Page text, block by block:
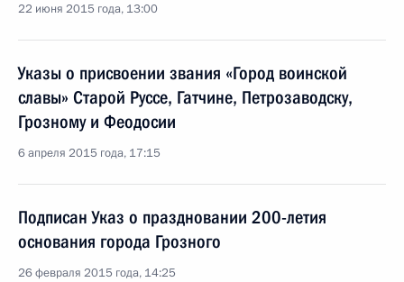
22 июня 2015 года, 13:00
Указы о присвоении звания «Город воинской
славы» Старой Руссе, Гатчине, Петрозаводску,
Грозному и Феодосии
6 апреля 2015 года, 17:15
Подписан Указ о праздновании 200-летия
основания города Грозного
26 февраля 2015 года, 14:25